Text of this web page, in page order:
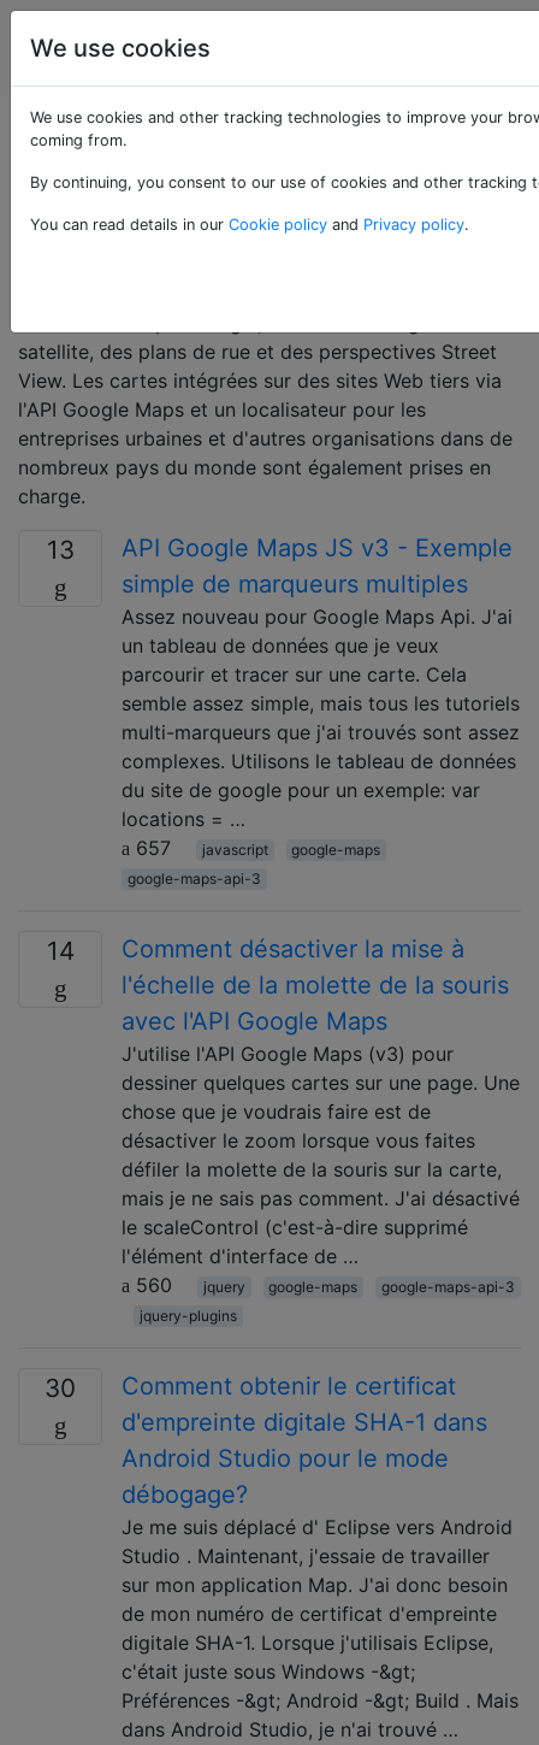
La
programmation
Questions marquées
«google-maps»
satellite, des plans de rue et des perspectives Street
View. Les cartes intégrées sur des sites Web tiers via
l'API Google Maps et un localisateur pour les
entreprises urbaines et d'autres organisations dans de
nombreux pays du monde sont également prises en
charge.
13
API Google Maps JS v3 - Exemple
simple de marqueurs multiples
Assez nouveau pour Google Maps Api. J'ai
un tableau de données que je veux
parcourir et tracer sur une carte. Cela
semble assez simple, mais tous les tutoriels
multi-marqueurs que j'ai trouvés sont assez
complexes. Utilisons le tableau de données
du site de google pour un exemple: var
locations = …
657
javascript
google-maps
google-maps-api-3
14
Comment désactiver la mise à
l'échelle de la molette de la souris
avec l'API Google Maps
J'utilise l'API Google Maps (v3) pour
dessiner quelques cartes sur une page. Une
chose que je voudrais faire est de
désactiver le zoom lorsque vous faites
défiler la molette de la souris sur la carte,
mais je ne sais pas comment. J'ai désactivé
le scaleControl (c'est-à-dire supprimé
l'élément d'interface de …
560
jquery google-maps
google-maps-api-3
jquery-plugins
30
Comment obtenir le certificat
d'empreinte digitale SHA-1 dans
Android Studio pour le mode
débogage?
Je me suis déplacé d' Eclipse vers Android
Studio . Maintenant, j'essaie de travailler
sur mon application Map. J'ai donc besoin
de mon numéro de certificat d'empreinte
digitale SHA-1. Lorsque j'utilisais Eclipse,
c'était juste sous Windows -&gt;
Préférences -&gt; Android -&gt; Build . Mais
dans Android Studio, je n'ai trouvé …
We use cookies
We use cookies and other tracking technologies to improve your
coming from.
By continuing, you consent to our use of cookies and other
You can read details in our Cookie policy and Privacy policy.